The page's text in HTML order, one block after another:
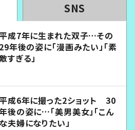
SNS
成7年に生まれた双子…その
29年後の姿に「漫画みたい」「素
すぎる」
成6年に撮った2ショット 30
後の姿に…「美男美女」「こん
な夫婦になりたい」